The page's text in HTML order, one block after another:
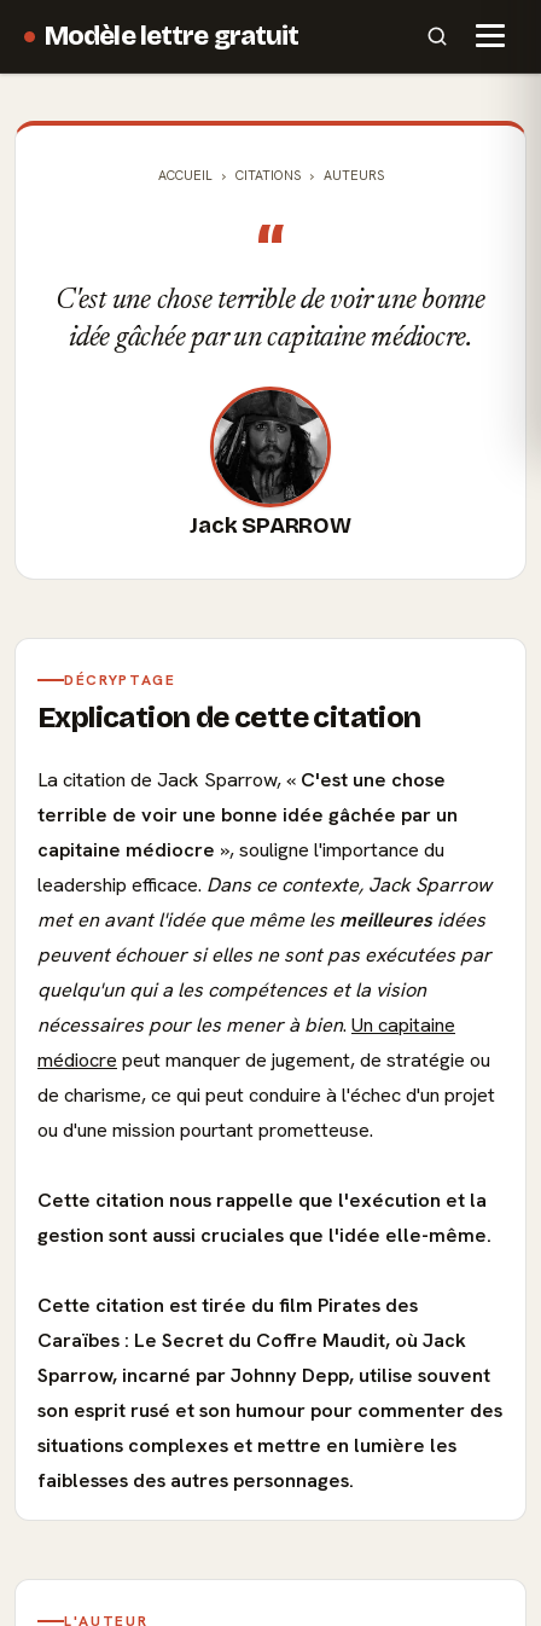
Modèle lettre gratuit
ACCUEIL CITATIONS AUTEURS
“
C'est une chose terrible de voir une bonne
idée gâchée par un capitaine médiocre.
Jack SPARROW
DÉCRYPTAGE
Explication de cette citation
La citation de Jack Sparrow, « C'est une chose
terrible de voir une bonne idée gâchée par un
capitaine médiocre », souligne l'importance du
leadership efficace. Dans ce contexte, Jack Sparrow
met en avant l'idée que même les meilleuresidées
peuvent échouer si elles ne sont pas exécutées par
quelqu'un qui a les compétences et la vision
nécessaires pour les mener à bien. Un capitaine
médiocre peut manquer de jugement, de stratégie ou
de charisme, ce qui peut conduire à l'échec d'un projet
ou d'une mission pourtant prometteuse.
Cette citation nous rappelle que l'exécution et la
gestion sont aussi cruciales que l'idée elle-même.
Cette citation est tirée du film Pirates des
Caraïbes : Le Secret du Coffre Maudit, où Jack
Sparrow, incarné par Johnny Depp, utilise souvent
son esprit rusé et son humour pour commenter des
situations complexes et mettre en lumière les
faiblesses des autres personnages.
L'AUTEUR